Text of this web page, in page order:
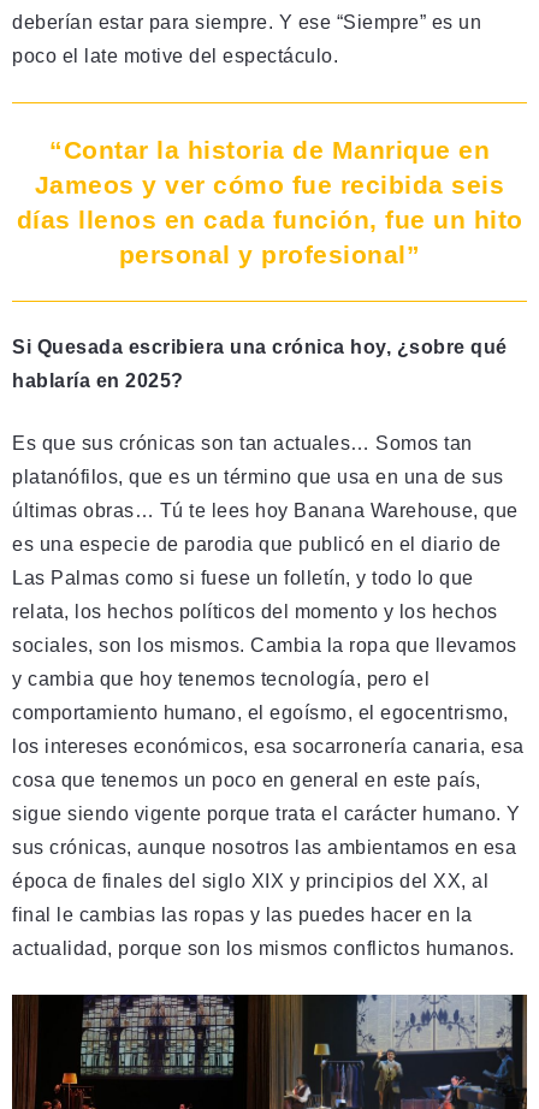
deberían estar para siempre. Y ese “Siempre” es un
poco el late motive del espectáculo.
“Contar la historia de Manrique en
Jameos y ver cómo fue recibida seis
días llenos en cada función, fue un hito
personal y profesional”
Si Quesada escribiera una crónica hoy, ¿sobre qué
hablaría en 2025?
Es que sus crónicas son tan actuales… Somos tan
platanófilos, que es un término que usa en una de sus
últimas obras… Tú te lees hoy Banana Warehouse, que
es una especie de parodia que publicó en el diario de
Las Palmas como si fuese un folletín, y todo lo que
relata, los hechos políticos del momento y los hechos
sociales, son los mismos. Cambia la ropa que llevamos
y cambia que hoy tenemos tecnología, pero el
comportamiento humano, el egoísmo, el egocentrismo,
los intereses económicos, esa socarronería canaria, esa
cosa que tenemos un poco en general en este país,
sigue siendo vigente porque trata el carácter humano. Y
sus crónicas, aunque nosotros las ambientamos en esa
época de finales del siglo XIX y principios del XX, al
final le cambias las ropas y las puedes hacer en la
actualidad, porque son los mismos conflictos humanos.